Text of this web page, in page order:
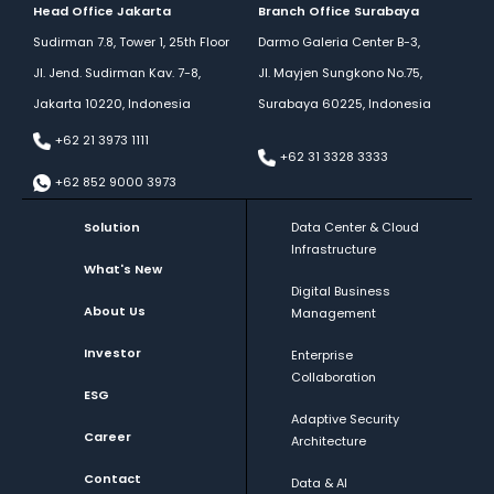
Head Office Jakarta
Sudirman 7.8, Tower 1, 25th Floor
Jl. Jend. Sudirman Kav. 7-8,
Jakarta 10220, Indonesia
+62 21 3973 1111
+62 852 9000 3973
Branch Office Surabaya
Darmo Galeria Center B-3,
Jl. Mayjen Sungkono No.75,
Surabaya 60225, Indonesia
+62 31 3328 3333
Solution
What's New
About Us
Investor
ESG
Career
Contact
Data Center & Cloud
Infrastructure
Digital Business
Management
Enterprise
Collaboration
Adaptive Security
Architecture
Data & AI